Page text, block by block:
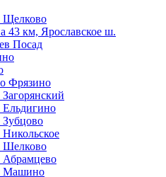
Щелково
43 км, Ярославское ш.
Посад
Фрязино
Ельдигино
Зубцово
Никольское
Шелково
Абрамцево
Машино